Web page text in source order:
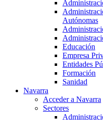
Autónomas
Educación
Empresa
Entidades
Formación
Sanidad
Navarra
Acceder a Navarra
Sectores